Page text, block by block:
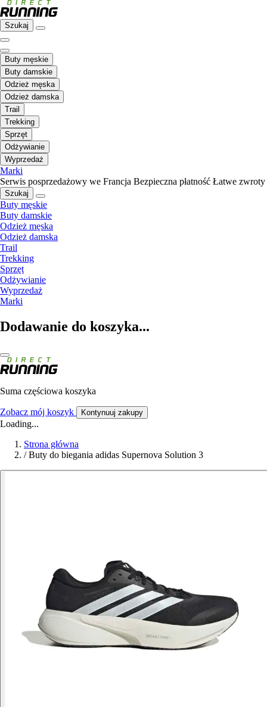
Szukaj
Buty męskie
Buty damskie
Odzież męska
Odzież damska
Trail
Trekking
Sprzęt
Odżywianie
Wyprzedaż
Marki
Serwis posprzedażowy we Francja Bezpieczna płatność Łatwe zwroty
Szukaj
Buty męskie
Buty damskie
Odzież męska
Odzież damska
Trail
Trekking
Sprzęt
Odżywianie
Wyprzedaż
Marki
Dodawanie do koszyka...
Suma częściowa koszyka
Zobacz mój koszyk Kontynuuj zakupy
Loading...
Strona główna
/ Buty do biegania adidas Supernova Solution 3